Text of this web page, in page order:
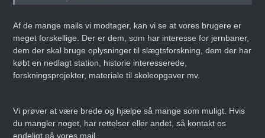
Af de mange mails vi modtager, kan vi se at vores brugere er
meget forskellige. Der er dem, som har interesse for jernbaner,
dem der skal bruge oplysninger til slægtsforskning, dem der har
købt en nedlagt station, historie interesserede,
forskningsprojekter, materiale til skoleopgaver mv.
Vi prøver at være brede og hjælpe så mange som muligt. Hvis
du mangler noget, har rettelser eller andet, så kontakt os
endeligt på vores mail.